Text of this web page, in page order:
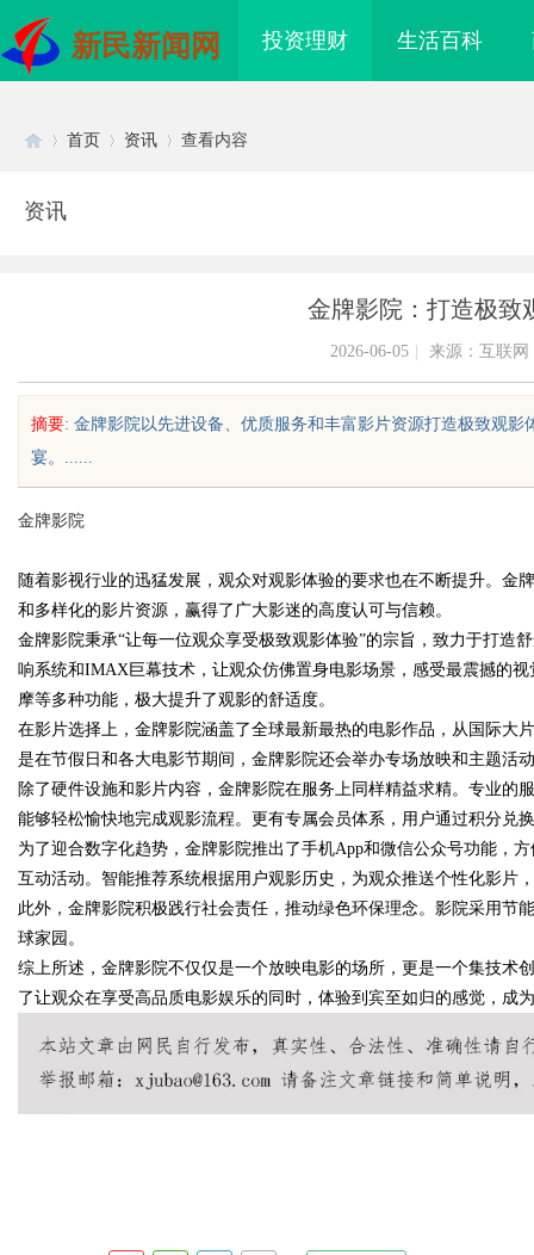
新民新闻网 投资理财 生活百科
uz
!
首页 资讯 查看内容
资讯
金牌影院：打造极致
2026-06-05 来源：互联网
摘要: 金牌影院以先进设备、优质服务和丰富影片资源打造极致观
宴。......
金牌影院
随着影视行业的迅猛发展，观众对观影体验的要求也在不断提升。金
和多样化的影片资源，赢得了广大影迷的高度认可与信赖。
金牌影院秉承“让每一位观众享受极致观影体验”的宗旨，致力于打造
响系统和IMAX巨幕技术，让观众仿佛置身电影场景，感受最震撼的
摩等多种功能，极大提升了观影的舒适度。
在影片选择上，金牌影院涵盖了全球最新最热的电影作品，从国际大
是在节假日和各大电影节期间，金牌影院还会举办专场放映和主题活
除了硬件设施和影片内容，金牌影院在服务上同样精益求精。专业的
能够轻松愉快地完成观影流程。更有专属会员体系，用户通过积分兑
为了迎合数字化趋势，金牌影院推出了手机App和微信公众号功能，
互动活动。智能推荐系统根据用户观影历史，为观众推送个性化影片
此外，金牌影院积极践行社会责任，推动绿色环保理念。影院采用节
球家园。
综上所述，金牌影院不仅仅是一个放映电影的场所，更是一个集技术
了让观众在享受高品质电影娱乐的同时，体验到宾至如归的感觉，成
用，规避侵权风险
膜耐久才是关键项